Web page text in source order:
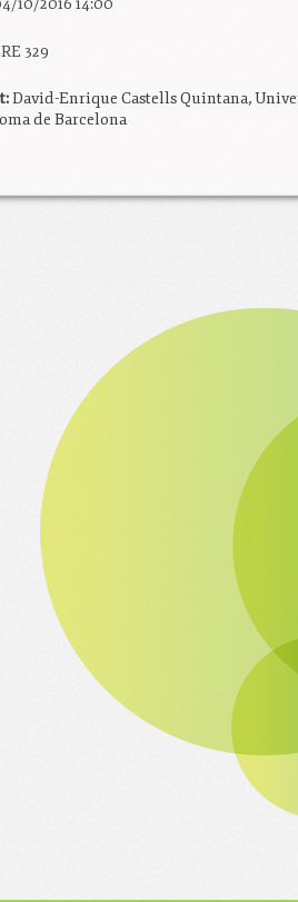
329
David-Enrique Castells Quintana,
de Barcelona